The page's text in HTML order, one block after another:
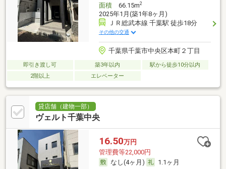
面積66.15m2
2025年1月(築1年8ヶ月)
ＪＲ総武本線 千葉駅 徒歩18分
その他の交通
千葉県千葉市中央区本町２丁目
即引き渡し可 築3年以内
駅から徒歩10分以内
2階以上
エレベーター
貸店舗（建物一部）
ヴェルト千葉中央
16.50万円
管理費等22,000円
なし(4ヶ月)
1.1ヶ月